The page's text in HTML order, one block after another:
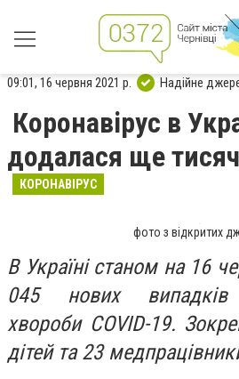
09:01, 16 червня 2021 р. Надійне
Коронавірус в
додалася ще
КОРОНАВІРУС
фото з відкритих
В Україні станом на 16
045 нових випадків
хвороби COVID-19.
дітей та 23